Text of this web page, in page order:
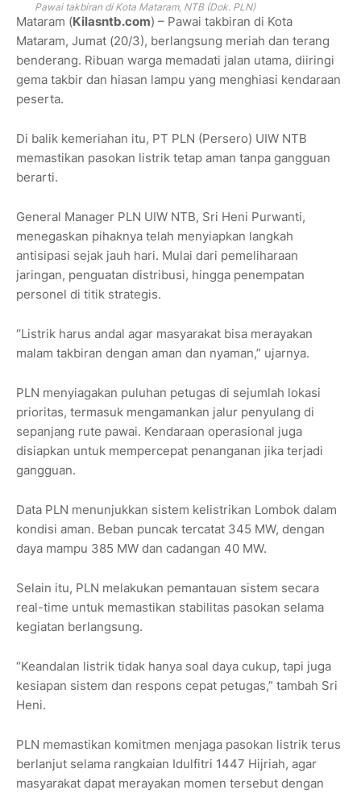
Pawai takbiran di Kota Mataram, NTB (Dok. PLN)
Mataram (Kilasntb.com) – Pawai takbiran di Kota
Mataram, Jumat (20/3), berlangsung meriah dan terang
benderang. Ribuan warga memadati jalan utama, diiringi
gema takbir dan hiasan lampu yang menghiasi kendaraan
peserta.
Di balik kemeriahan itu, PT PLN (Persero) UIW NTB
memastikan pasokan listrik tetap aman tanpa gangguan
berarti.
General Manager PLN UIW NTB, Sri Heni Purwanti,
menegaskan pihaknya telah menyiapkan langkah
antisipasi sejak jauh hari. Mulai dari pemeliharaan
jaringan, penguatan distribusi, hingga penempatan
personel di titik strategis.
“Listrik harus andal agar masyarakat bisa merayakan
malam takbiran dengan aman dan nyaman,” ujarnya.
PLN menyiagakan puluhan petugas di sejumlah lokasi
prioritas, termasuk mengamankan jalur penyulang di
sepanjang rute pawai. Kendaraan operasional juga
disiapkan untuk mempercepat penanganan jika terjadi
gangguan.
Data PLN menunjukkan sistem kelistrikan Lombok dalam
kondisi aman. Beban puncak tercatat 345 MW, dengan
daya mampu 385 MW dan cadangan 40 MW.
Selain itu, PLN melakukan pemantauan sistem secara
real-time untuk memastikan stabilitas pasokan selama
kegiatan berlangsung.
“Keandalan listrik tidak hanya soal daya cukup, tapi juga
kesiapan sistem dan respons cepat petugas,” tambah Sri
Heni.
PLN memastikan komitmen menjaga pasokan listrik terus
berlanjut selama rangkaian Idulfitri 1447 Hijriah, agar
masyarakat dapat merayakan momen tersebut dengan